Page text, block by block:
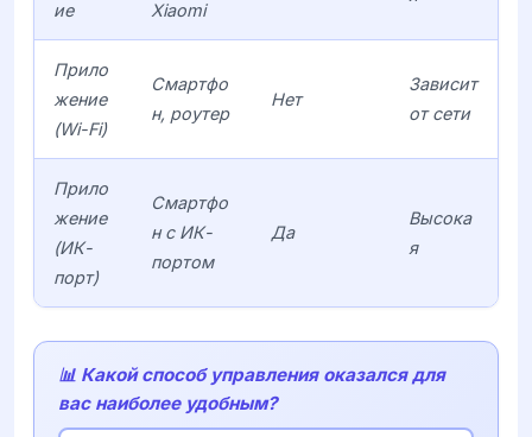
ие
Xiaomi
Прило
жение
(Wi-Fi)
Смартфо
н, роутер
Нет
Зависит
от сети
Прило
жение
(ИК-
порт)
Смартфо
н с ИК-
портом
Да
Высока
я
📊 Какой способ управления оказался для
вас наиболее удобным?